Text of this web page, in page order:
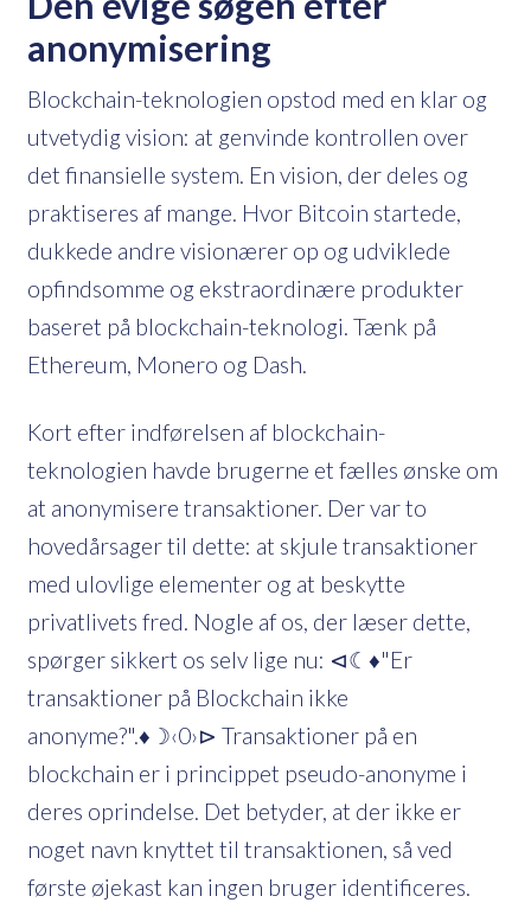
anonymisering
Blockchain-teknologien opstod med en klar og
utvetydig vision: at genvinde kontrollen over
det finansielle system. En vision, der deles og
praktiseres af mange. Hvor Bitcoin startede,
dukkede andre visionærer op og udviklede
opfindsomme og ekstraordinære produkter
baseret på blockchain-teknologi. Tænk på
Ethereum, Monero og Dash.
Kort efter indførelsen af blockchain-
teknologien havde brugerne et fælles ønske om
at anonymisere transaktioner. Der var to
hovedårsager til dette: at skjule transaktioner
med ulovlige elementer og at beskytte
privatlivets fred. Nogle af os, der læser dette,
spørger sikkert os selv lige nu: ⊲☾♦"Er
transaktioner på Blockchain ikke
anonyme?".♦☽‹0›⊳ Transaktioner på en
blockchain er i princippet pseudo-anonyme i
deres oprindelse. Det betyder, at der ikke er
noget navn knyttet til transaktionen, så ved
første øjekast kan ingen bruger identificeres.